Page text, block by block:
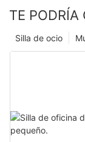
TE PODRÍA
Silla de ocio